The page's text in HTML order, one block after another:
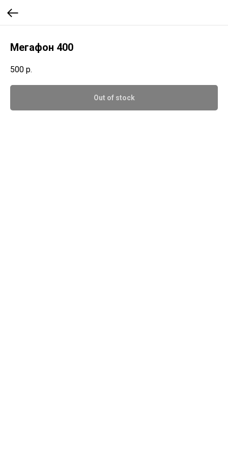
Мегафон 400
500 р.
Out of stock